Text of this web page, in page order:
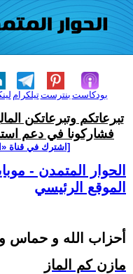
تيلكرامبنترست بودكاست
تبرعاتكم وتبرعاتكن
فشاركونا في دعم
[اشترك في قناة
الحوار المتمدن -
الموقع الرئيسي
أحزاب الله و حماس
مازن كم الماز